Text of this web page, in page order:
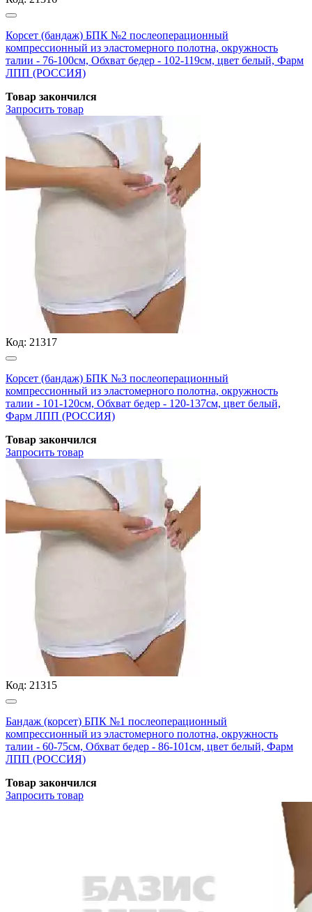
Корсет (бандаж) БПК №2 послеоперационный
компрессионный из эластомерного полотна, окружность
талии - 76-100см, Обхват бедер - 102-119см, цвет белый, Фарм
ЛПП (РОССИЯ)
Товар закончился
Запросить товар
Код: 21317
Корсет (бандаж) БПК №3 послеоперационный
компрессионный из эластомерного полотна, окружность
талии - 101-120см, Обхват бедер - 120-137см, цвет белый,
Фарм ЛПП (РОССИЯ)
Товар закончился
Запросить товар
Код: 21315
Бандаж (корсет) БПК №1 послеоперационный
компрессионный из эластомерного полотна, окружность
талии - 60-75см, Обхват бедер - 86-101см, цвет белый, Фарм
ЛПП (РОССИЯ)
Товар закончился
Запросить товар